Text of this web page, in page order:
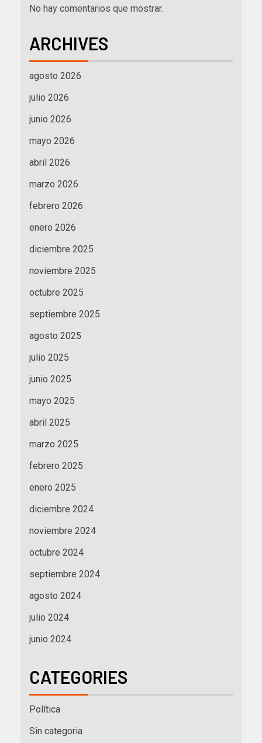
No hay comentarios que mostrar.
ARCHIVES
agosto 2026
julio 2026
junio 2026
mayo 2026
abril 2026
marzo 2026
febrero 2026
enero 2026
diciembre 2025
noviembre 2025
octubre 2025
septiembre 2025
agosto 2025
julio 2025
junio 2025
mayo 2025
abril 2025
marzo 2025
febrero 2025
enero 2025
diciembre 2024
noviembre 2024
octubre 2024
septiembre 2024
agosto 2024
julio 2024
junio 2024
CATEGORIES
Política
Sin categoria